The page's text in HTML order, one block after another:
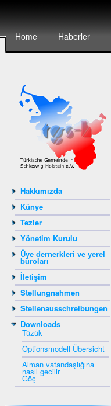
Home Haberler
Hakkımızda
Künye
Tezler
Yönetim Kurulu
Üye dernerkleri ve yerel
büroları
İletişim
Stellungnahmen
Stellenausschreibungen
Downloads
Tüzük
Optionsmodell Übersicht
Alman vatandaşlığına
nasıl gecilir
Göç